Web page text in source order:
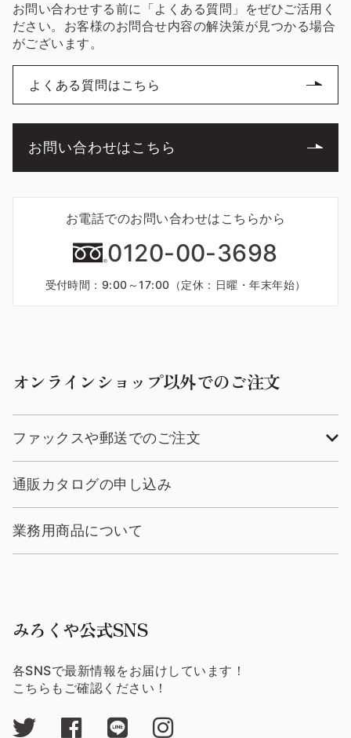
お問い合わせする前に「よくある質問」をぜひご活用く
ださい。お客様のお問合せ内容の解決策が見つかる場合
がございます。
よくある質問はこちら
お問い合わせはこちら
お電話でのお問い合わせはこちらから
0120-00-3698
受付時間：9:00～17:00（定休：日曜・年末年始）
オンラインショップ以外でのご注文
ファックスや郵送でのご注文
通販カタログの申し込み
業務用商品について
みろくや公式SNS
各SNSで最新情報をお届けしています！
こちらもご確認ください！